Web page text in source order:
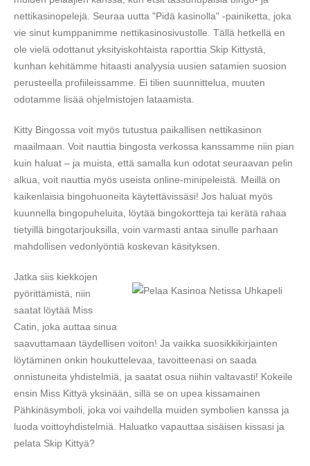
nettikasinopelejä. Seuraa uutta "Pidä kasinolla" -painiketta, joka
vie sinut kumppanimme nettikasinosivustolle. Tällä hetkellä en
ole vielä odottanut yksityiskohtaista raporttia Skip Kittystä,
kunhan kehitämme hitaasti analyysia uusien satamien suosion
perusteella profiileissamme. Ei tilien suunnittelua, muuten
odotamme lisää ohjelmistojen lataamista.
Kitty Bingossa voit myös tutustua paikallisen nettikasinon
maailmaan. Voit nauttia bingosta verkossa kanssamme niin pian
kuin haluat – ja muista, että samalla kun odotat seuraavan pelin
alkua, voit nauttia myös useista online-minipeleistä. Meillä on
kaikenlaisia ​​bingohuoneita käytettävissäsi! Jos haluat myös
kuunnella bingopuheluita, löytää bingokortteja tai kerätä rahaa
tietyillä bingotarjouksilla, voin varmasti antaa sinulle parhaan
mahdollisen vedonlyöntiä koskevan käsityksen.
Jatka siis kiekkojen
pyörittämistä, niin
saatat löytää Miss
Catin, joka auttaa sinua
saavuttamaan täydellisen voiton! Ja vaikka suosikkikirjainten
löytäminen onkin houkuttelevaa, tavoitteenasi on saada
onnistuneita yhdistelmiä, ja saatat osua niihin valtavasti! Kokeile
ensin Miss Kittyä yksinään, sillä se on upea kissamainen
Pähkinäsymboli, joka voi vaihdella muiden symbolien kanssa ja
luoda voittoyhdistelmiä. Haluatko vapauttaa sisäisen kissasi ja
pelata Skip Kittyä?